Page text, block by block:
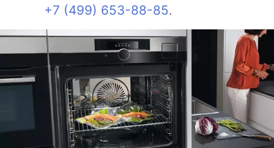
+7 (499) 653-88-85.